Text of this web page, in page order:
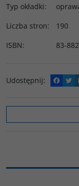
Typ okładki:
Liczba stron:
190
ISBN: 83-
Udostępnij:
F
a
e
o
T
w
t
e